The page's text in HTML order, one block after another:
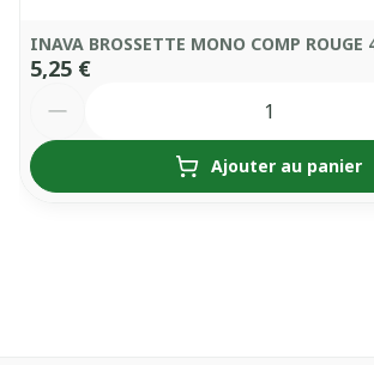
INAVA BROSSETTE MONO COMP ROUGE
5,25 €
Ajouter au panier